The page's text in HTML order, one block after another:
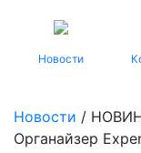
Новости
Новости /
Органайзер